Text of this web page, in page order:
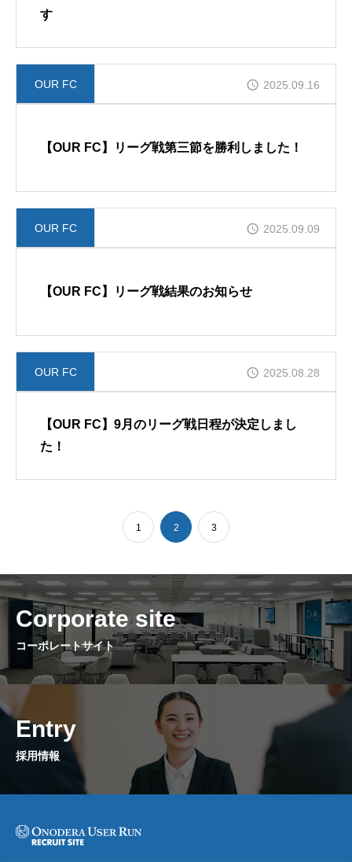
す
OUR FC 2025.09.16
【OUR FC】リーグ戦第三節を勝利しました！
OUR FC 2025.09.09
【OUR FC】リーグ戦結果のお知らせ
OUR FC 2025.08.28
【OUR FC】9月のリーグ戦日程が決定しまし
た！
1 2 3
Corporate site
コーポレートサイト
Entry
採用情報